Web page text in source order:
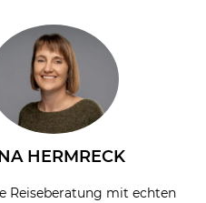
HERMRECK
Reiseberatung mit echten